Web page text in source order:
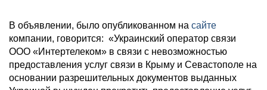
В объявлении, было опубликованном на сайте
компании, говорится: «Украинский оператор связи
ООО «Интертелеком» в связи с невозможностью
предоставления услуг связи в Крыму и Севастополе на
основании разрешительных документов выданных